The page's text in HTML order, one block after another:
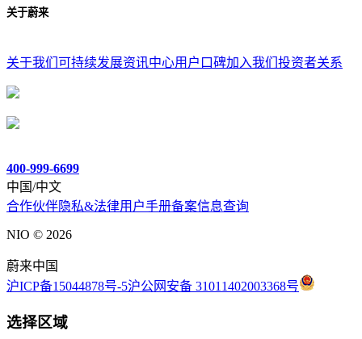
关于蔚来
关于我们 可持续发展资讯中心用户口碑加入我们 投资者关系
400-999-6699
中国/中文
合作伙伴隐私&法律用户手册备案信息查询
NIO © 2026
蔚来中国
沪ICP备15044878号-5沪公网安备 31011402003368号
选择区域